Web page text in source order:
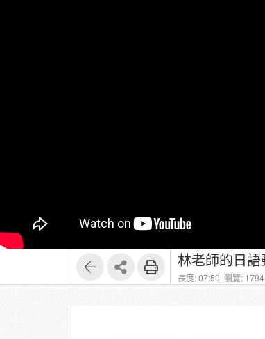
林老師的日
長度: 07:50, 瀏覽: 1794,